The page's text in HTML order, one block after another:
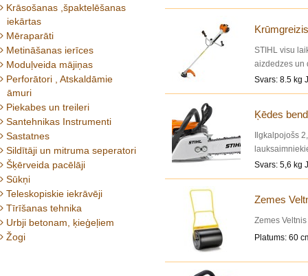
Krāsošanas ,špaktelēšanas
iekārtas
Mēraparāti
Metināšanas ierīces
Moduļveida mājiņas
Perforātori , Atskaldāmie
āmuri
Piekabes un treileri
Santehnikas Instrumenti
Sastatnes
Sildītāji un mitruma seperatori
Šķērveida pacēlāji
Sūkņi
Teleskopiskie iekrāvēji
Tīrīšanas tehnika
Urbji betonam, ķieģeļiem
Žogi
griezēja
STIHL visu
aizdedzes un
dzinējs ar
krūmgriezis ir
Svars: 8.5 kg
Ķēdes
Ilgkalpojošs
degvielas
iekļauto
Svars: 5,6 kg
Zemes
Zemes
Platums: 60